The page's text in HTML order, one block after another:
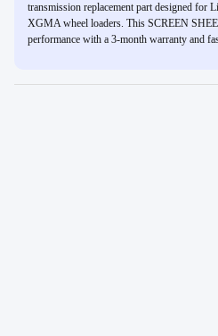
transmission replacement part designed
XGMA wheel loaders. This SCREEN
performance with a 3-month warranty and